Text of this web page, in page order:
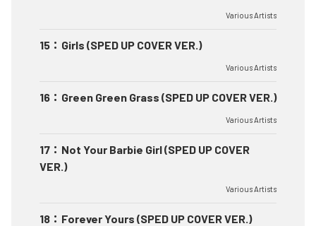
Various Artists
15 ： Girls (SPED UP COVER VER.)
Various Artists
16 ： Green Green Grass (SPED UP COVER VER.)
Various Artists
17 ： Not Your Barbie Girl (SPED UP COVER
VER.)
Various Artists
18 ： Forever Yours (SPED UP COVER VER.)